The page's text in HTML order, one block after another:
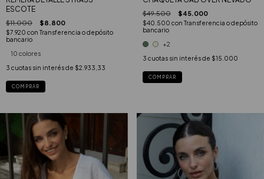
ESCOTE
$11.000 $8.800
$7.920 con Transferencia o depósito
bancario
10 colores
3 cuotas sin interés de $2.933,33
COMPRAR
$49.500 $45.000
$40.500 con Transferencia o depósito
bancario
+2
3 cuotas sin interés de $15.000
COMPRAR